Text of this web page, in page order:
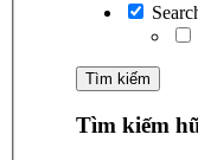
Tìm kiếm